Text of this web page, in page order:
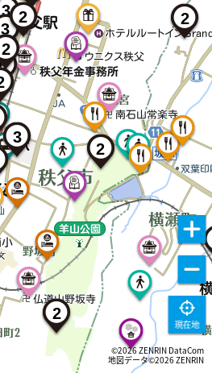
3
3
3
2
2
2
2
2
©2026 ZENRIN DataCom
地図データ©2026 ZENRIN